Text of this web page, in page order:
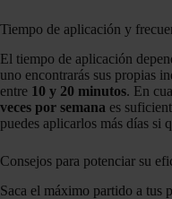
Tiempo de aplicación y
El tiempo de aplicación
uno encontrarás sus propias
entre 10 y 20 minutos. En
veces por semana es
puedes aplicarlos más días si
Consejos para potenciar su
Saca el máximo partido a tus